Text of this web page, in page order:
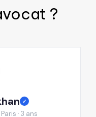
?
✓
· 3 ans